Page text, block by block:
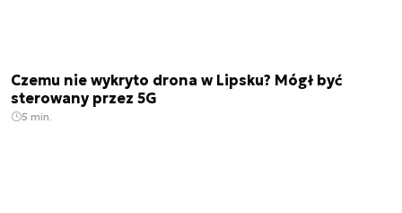
Czemu nie wykryto drona w Lipsku? Mógł być
sterowany przez 5G
5 min.